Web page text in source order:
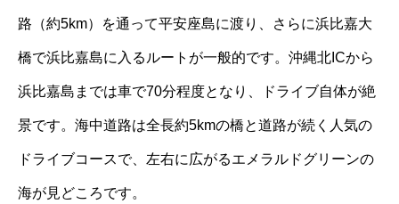
路（約5km）を通って平安座島に渡り、さらに浜比嘉大
橋で浜比嘉島に入るルートが一般的です。沖縄北ICから
浜比嘉島までは車で70分程度となり、ドライブ自体が絶
景です。海中道路は全長約5kmの橋と道路が続く人気の
ドライブコースで、左右に広がるエメラルドグリーンの
海が見どころです。